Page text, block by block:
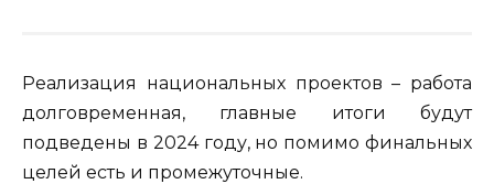
Реализация национальных проектов – работа
долговременная, главные итоги будут
подведены в 2024 году, но помимо финальных
целей есть и промежуточные.